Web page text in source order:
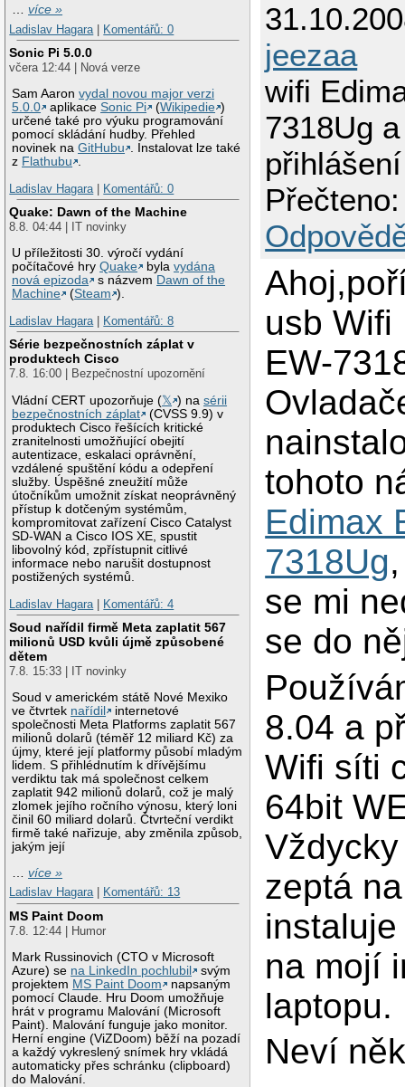
…více »
Ladislav Hagara
Komentářů: 0
Sonic Pi 5.0.0
včera 12:44 | Nová verze
Sam Aaronvydal novou major verzi
5.0.0
aplikaceSonic Pi (Wikipedie )
určené také pro výuku programování
pomocí skládání hudby. Přehled
novinek naGitHubu . Instalovat lze také
z Flathubu .
Ladislav Hagara
Komentářů: 0
Quake: Dawn of the Machine
8.8. 04:44 | IT novinky
U příležitosti 30. výročí vydání
počítačové hryQuake bylavydána
nová epizoda
s názvem Dawn of the
Machine
(Steam ).
Ladislav Hagara
Komentářů: 8
Série bezpečnostních záplat v
produktech Cisco
7.8. 16:00 | Bezpečnostní upozornění
Vládní CERT upozorňuje (𝕏 ) nasérii
bezpečnostních záplat
(CVSS 9.9) v
produktech Cisco řešících kritické
zranitelnosti umožňující obejití
autentizace, eskalaci oprávnění,
vzdálené spuštění kódu a odepření
služby. Úspěšné zneužití může
útočníkům umožnit získat neoprávněný
přístup k dotčeným systémům,
kompromitovat zařízení Cisco Catalyst
SD-WAN a Cisco IOS XE, spustit
libovolný kód, zpřístupnit citlivé
informace nebo narušit dostupnost
postižených systémů.
Ladislav Hagara
Komentářů: 4
Soud nařídil firmě Meta zaplatit 567
milionů USD kvůli újmě způsobené
dětem
7.8. 15:33 | IT novinky
Soud v americkém státě Nové Mexiko
ve čtvrtek nařídil
internetové
společnosti Meta Platforms zaplatit 567
milionů dolarů (téměř 12 miliard Kč) za
újmy, které její platformy působí mladým
lidem. S přihlédnutím k dřívějšímu
verdiktu tak má společnost celkem
zaplatit 942 milionů dolarů, což je malý
zlomek jejího ročního výnosu, který loni
činil 60 miliard dolarů. Čtvrteční verdikt
firmě také nařizuje, aby změnila způsob,
jakým její
…více »
Ladislav Hagara| Komentářů: 13
MS Paint Doom
7.8. 12:44 | Humor
Mark Russinovich (CTO v Microsoft
Azure) se na LinkedIn pochlubil
svým
projektem MS Paint Doom
napsaným
pomocí Claude. Hru Doom umožňuje
hrát v programu Malování (Microsoft
Paint). Malování funguje jako monitor.
Herní engine (ViZDoom) běží na pozadí
a každý vykreslený snímek hry vkládá
automaticky přes schránku (clipboard)
do Malování.
jeezaa
wifi
7318Ug
přihlášení
usb Wifi
EW-
tohoto
Edimax
7318Ug
se mi
se do
8.04 a
Wifi síti
64bit
zeptá
na mojí
laptopu.
Neví